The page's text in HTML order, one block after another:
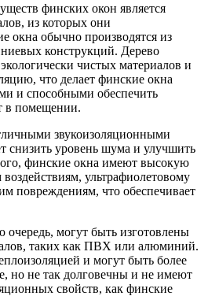
финских окон является
из которых они
окна обычно производятся из
конструкций. Дерево
чистых материалов и
что делает финские окна
и способными обеспечить
в помещении.
звукоизоляционными
снизить уровень шума и улучшить
финские окна имеют высокую
ультрафиолетовому
повреждениям, что обеспечивает
могут быть изготовлены
таких как ПВХ или алюминий.
и могут быть более
но не так долговечны и не имеют
свойств, как финские